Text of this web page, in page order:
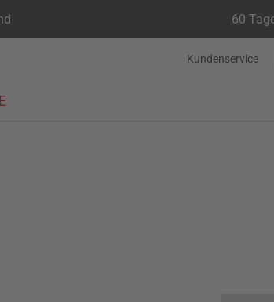
60
Kundenservice